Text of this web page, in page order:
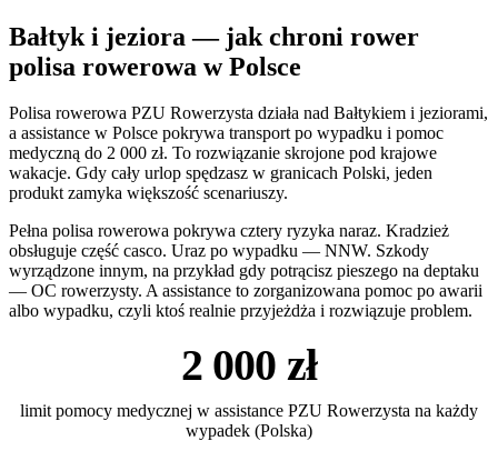
Bałtyk i jeziora — jak chroni rower
polisa rowerowa w Polsce
Polisa rowerowa PZU Rowerzysta działa nad Bałtykiem i jeziorami,
a assistance w Polsce pokrywa transport po wypadku i pomoc
medyczną do 2 000 zł. To rozwiązanie skrojone pod krajowe
wakacje. Gdy cały urlop spędzasz w granicach Polski, jeden
produkt zamyka większość scenariuszy.
Pełna polisa rowerowa pokrywa cztery ryzyka naraz. Kradzież
obsługuje część casco. Uraz po wypadku — NNW. Szkody
wyrządzone innym, na przykład gdy potrącisz pieszego na deptaku
— OC rowerzysty. A assistance to zorganizowana pomoc po awarii
albo wypadku, czyli ktoś realnie przyjeżdża i rozwiązuje problem.
2 000 zł
limit pomocy medycznej w assistance PZU Rowerzysta na każdy
wypadek (Polska)